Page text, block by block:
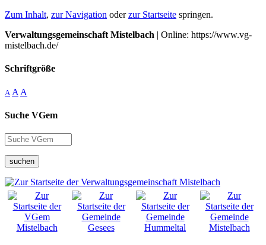
Zum Inhalt, zur Navigation oderzur Startseite springen.
Verwaltungsgemeinschaft Mistelbach | Online: https://www.vg-
mistelbach.de/
Schriftgröße
A A A
Suche VGem
suchen